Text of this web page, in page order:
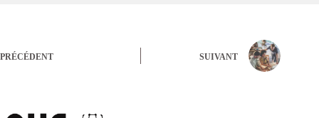
PRÉCÉDENT SUIVANT